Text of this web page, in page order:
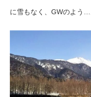
に雪もなく、GWのよう…